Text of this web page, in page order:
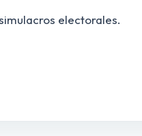
electorales.